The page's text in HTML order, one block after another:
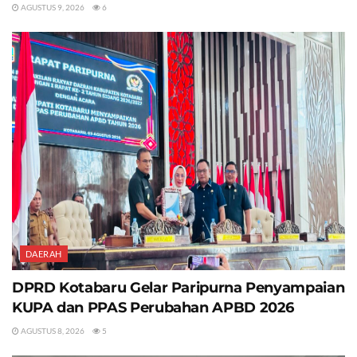
AGUSTUS 9, 2026 6
DAERAH
DPRD Kotabaru Gelar Paripurna Penyampaian
KUPA dan PPAS Perubahan APBD 2026
AGUSTUS 8, 2026 5